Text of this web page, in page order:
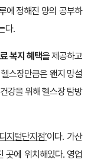
에 정해진 양의 공부하
다.
복지 혜택을 제공하고
스장만큼은 왠지 망설
강을 위해 헬스장 탐방
지털단지점’이다. 가산
곳에 위치해있다. 영업